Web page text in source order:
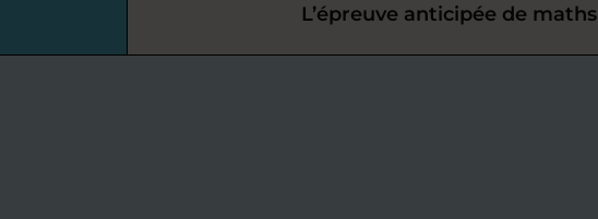
L’épreuve anticipée de maths